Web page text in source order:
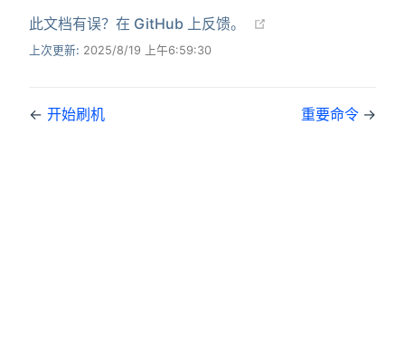
此文档有误？在 GitHub 上反馈。
上次更新: 2025/8/19 上午6:59:30
← 开始刷机 重要命令 →